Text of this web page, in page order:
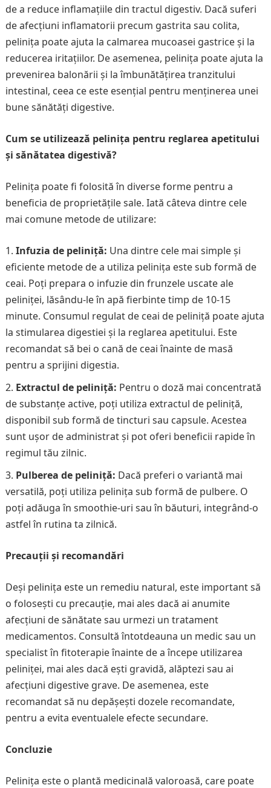
de a reduce inflamațiile din tractul digestiv. Dacă suferi
de afecțiuni inflamatorii precum gastrita sau colita,
pelinița poate ajuta la calmarea mucoasei gastrice și la
reducerea iritațiilor. De asemenea, pelinița poate ajuta la
prevenirea balonării și la îmbunătățirea tranzitului
intestinal, ceea ce este esențial pentru menținerea unei
bune sănătăți digestive.
Cum se utilizează pelinița pentru reglarea apetitului
și sănătatea digestivă?
Pelinița poate fi folosită în diverse forme pentru a
beneficia de proprietățile sale. Iată câteva dintre cele
mai comune metode de utilizare:
Infuzia de peliniță: Una dintre cele mai simple și
eficiente metode de a utiliza pelinița este sub formă de
ceai. Poți prepara o infuzie din frunzele uscate ale
peliniței, lăsându-le în apă fierbinte timp de 10-15
minute. Consumul regulat de ceai de peliniță poate ajuta
la stimularea digestiei și la reglarea apetitului. Este
recomandat să bei o cană de ceai înainte de masă
pentru a sprijini digestia.
Extractul de peliniță: Pentru o doză mai concentrată
de substanțe active, poți utiliza extractul de peliniță,
disponibil sub formă de tincturi sau capsule. Acestea
sunt ușor de administrat și pot oferi beneficii rapide în
regimul tău zilnic.
Pulberea de peliniță: Dacă preferi o variantă mai
versatilă, poți utiliza pelinița sub formă de pulbere. O
poți adăuga în smoothie-uri sau în băuturi, integrând-o
astfel în rutina ta zilnică.
Precauții și recomandări
Deși pelinița este un remediu natural, este important să
o folosești cu precauție, mai ales dacă ai anumite
afecțiuni de sănătate sau urmezi un tratament
medicamentos. Consultă întotdeauna un medic sau un
specialist în fitoterapie înainte de a începe utilizarea
peliniței, mai ales dacă ești gravidă, alăptezi sau ai
afecțiuni digestive grave. De asemenea, este
recomandat să nu depășești dozele recomandate,
pentru a evita eventualele efecte secundare.
Concluzie
Pelinița este o plantă medicinală valoroasă, care poate